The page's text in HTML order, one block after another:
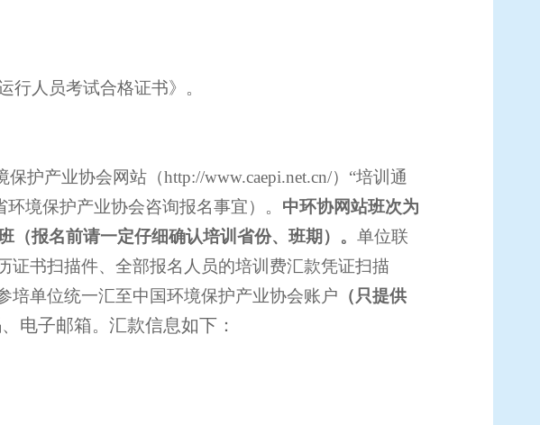
行人员考试合格证书》 。
保护产业协会网站（http://www.caepi.net.cn/）“培训通
环境保护产业协会咨询报名事宜） 。 中环协网站班次为
（报名前请一定仔细确认培训省份、班期） 。 单位联
证书扫描件、全部报名人员的培训费汇款凭证扫描
培单位统一汇至中国环境保护产业协会账户 （只提供
电子邮箱。 汇款信息如下：